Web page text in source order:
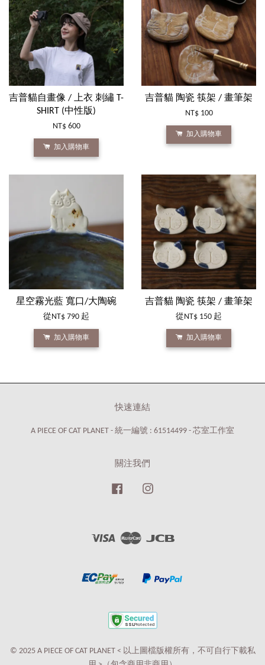
吉普貓自畫像 / 上衣 刺繡 T-
SHIRT (中性版)
NT$ 600
加入購物車
吉普貓 陶瓷 筷架 / 畫筆架
NT$ 100
加入購物車
星空霧光藍 寬口/大陶碗
從 NT$ 790 起
加入購物車
吉普貓 陶瓷 筷架 / 畫筆架
從 NT$ 150 起
加入購物車
快速連結
A PIECE OF CAT PLANET - 統一編號 : 61514499 - 芯室工作室
關注我們
Facebook
Visa Master
© 2025 A PIECE OF CAT PLANET < 以上圖檔版權所有，不可自行下載私